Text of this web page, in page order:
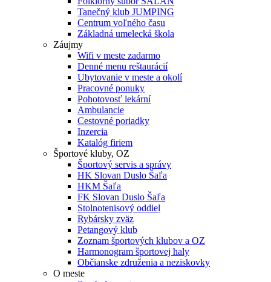
Tanečný klub JUMPING
Centrum voľného času
Základná umelecká škola
Záujmy
Wifi v meste zadarmo
Denné menu reštaurácií
Ubytovanie v meste a okolí
Pracovné ponuky
Pohotovosť lekární
Ambulancie
Cestovné poriadky
Inzercia
Katalóg firiem
Športové kluby, OZ
Športový servis a správy
HK Slovan Duslo Šaľa
HKM Šaľa
FK Slovan Duslo Šaľa
Stolnotenisový oddiel
Rybársky zväz
Petangový klub
Zoznam športových klubov a OZ
Harmonogram športovej haly
Občianske združenia a neziskovky
O meste